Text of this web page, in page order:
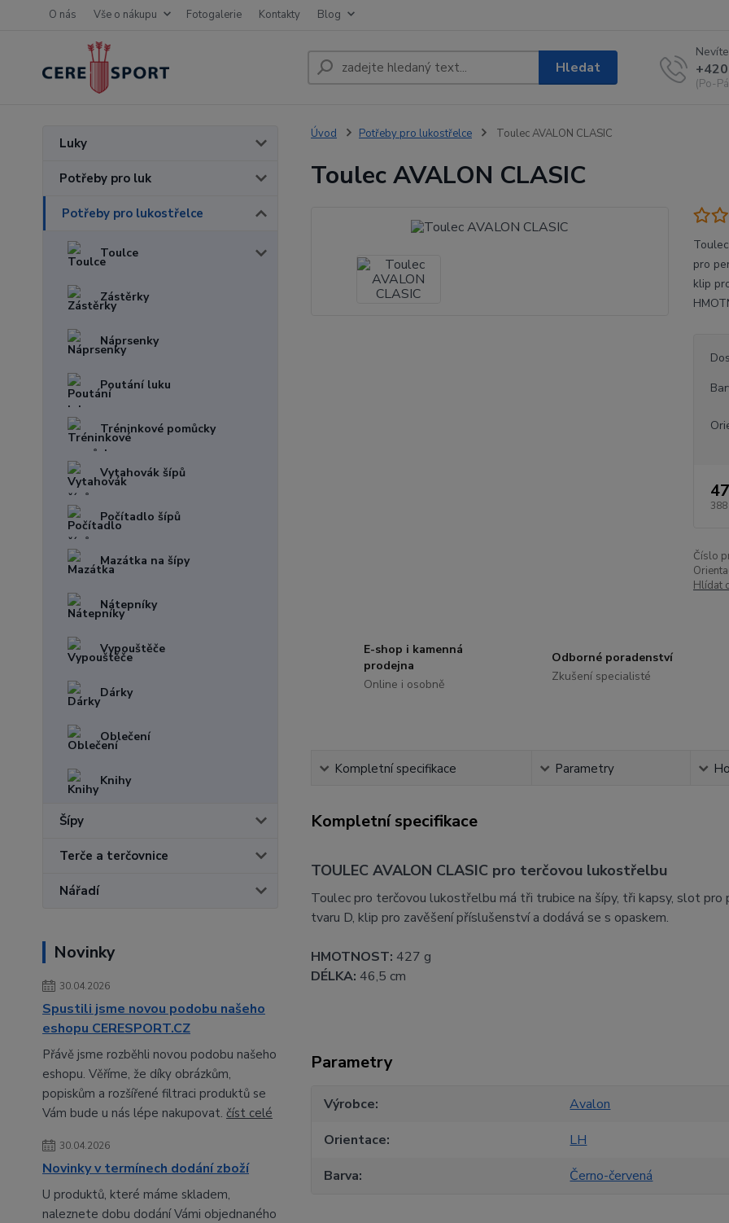
O nás Vše o nákupu Fotogalerie Kontakty Blog
Hledat
(Po-
Luky
Potřeby pro luk
Potřeby pro lukostřelce
Toulce
Zástěrky
Náprsenky
Poutání luku
Tréninkové pomůcky
Vytahovák šípů
Počítadlo šípů
Mazátka na šípy
Nátepníky
Vypouštěče
Dárky
Oblečení
Knihy
Šípy
Terče a terčovnice
Nářadí
Novinky
30.04.2026
Spustili jsme novou podobu našeho
eshopu CERESPORT.CZ
Přávě jsme rozběhli novou podobu našeho
eshopu. Věříme, že díky obrázkům,
popiskům a rozšířené filtraci produktů se
Vám bude u nás lépe nakupovat. číst celé
30.04.2026
Novinky v termínech dodání zboží
U produktů, které máme skladem,
naleznete dobu dodání Vámi objednaného
Úvod Potřeby pro lukostřelce Toulec AVALON CLASIC
Toulec AVALON CLASIC
pro
klip
388
Číslo
Hlídat
E-shop i kamenná
prodejna
Online i osobně
Odborné poradenství
Zkušení specialisté
Kompletní specifikace Parametry
Kompletní specifikace
TOULEC AVALON CLASIC pro terčovou lukostřelbu
Toulec pro terčovou lukostřelbu má tři trubice na šípy, tři kapsy, slot
tvaru D, klip pro zavěšení příslušenství a dodává se s opaskem.
HMOTNOST: 427 g
DÉLKA: 46,5 cm
Parametry
Výrobce
Avalon
Orientace
LH
Barva
Černo-červená